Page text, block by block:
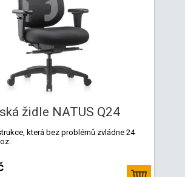
židle NATUS Q24
která bez problémů zvládne 24